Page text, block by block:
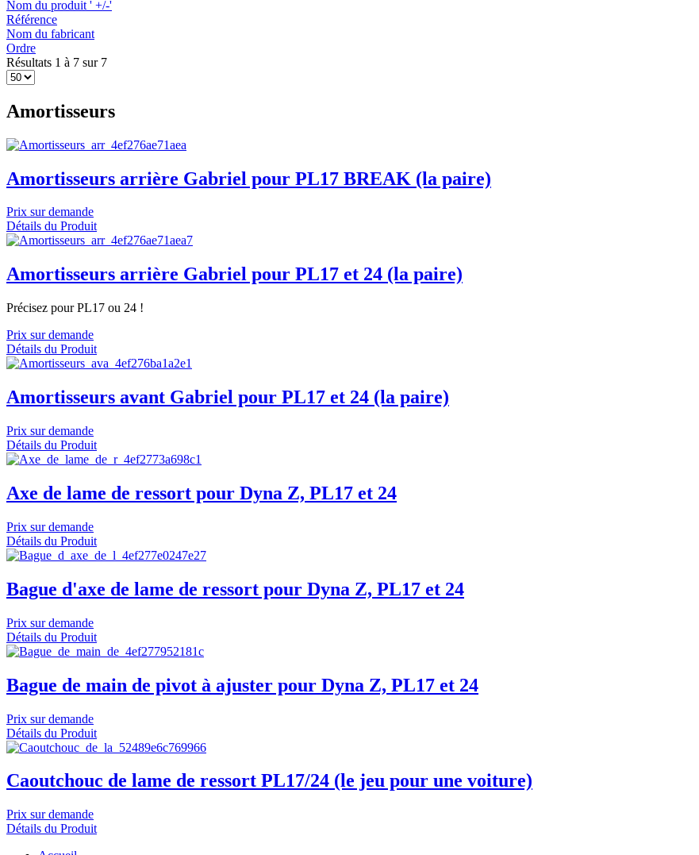
Nom du produit ' +/-'
Référence
Nom du fabricant
Ordre
Résultats 1 à 7 sur 7
Amortisseurs
Amortisseurs arrière Gabriel pour PL17 BREAK (la paire)
Prix sur demande
Détails du Produit
Amortisseurs arrière Gabriel pour PL17 et 24 (la paire)
Précisez pour PL17 ou 24 !
Prix sur demande
Détails du Produit
Amortisseurs avant Gabriel pour PL17 et 24 (la paire)
Prix sur demande
Détails du Produit
Axe de lame de ressort pour Dyna Z, PL17 et 24
Prix sur demande
Détails du Produit
Bague d'axe de lame de ressort pour Dyna Z, PL17 et 24
Prix sur demande
Détails du Produit
Bague de main de pivot à ajuster pour Dyna Z, PL17 et 24
Prix sur demande
Détails du Produit
Caoutchouc de lame de ressort PL17/24 (le jeu pour une voiture)
Prix sur demande
Détails du Produit